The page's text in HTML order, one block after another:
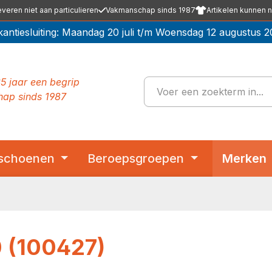
niet aan particulieren Vakmanschap sinds 1987 Artikelen kunnen
Maandag 20 juli t/m Woensdag 12 augustus
jaar een begrip
sinds 1987
Beroepsgroepen Merken
(100427)